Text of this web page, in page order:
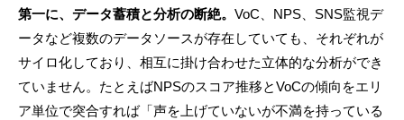
第一に、データ蓄積と分析の断絶。 VoC、NPS、SNS監視デ
ータなど複数のデータソースが存在していても、それぞれが
サイロ化しており、相互に掛け合わせた立体的な分析ができ
ていません。たとえばNPSのスコア推移とVoCの傾向をエリ
ア単位で突合すれば「声を上げていないが不満を持っている